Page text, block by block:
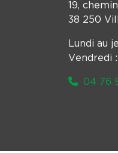
19,
38 250
Lundi au
Vendredi
04 76